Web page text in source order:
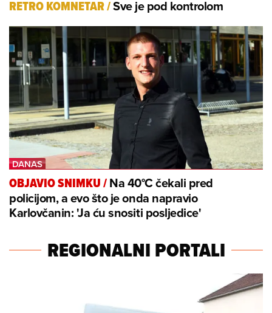
RETRO KOMNETAR/Sve je pod kontrolom
OBJAVIO SNIMKU/Na 40°C čekali pred
policijom, a evo što je onda napravio
Karlovčanin: 'Ja ću snositi posljedice'
REGIONALNI PORTALI